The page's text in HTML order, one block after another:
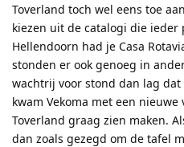
Toverland toch wel eens toe
kiezen uit de catalogi die
Hellendoorn had je Casa
stonden er ook genoeg in
wachtrij voor stond dan lag dat
kwam Vekoma met een
Toverland graag zien maken.
dan zoals gezegd om de tafel